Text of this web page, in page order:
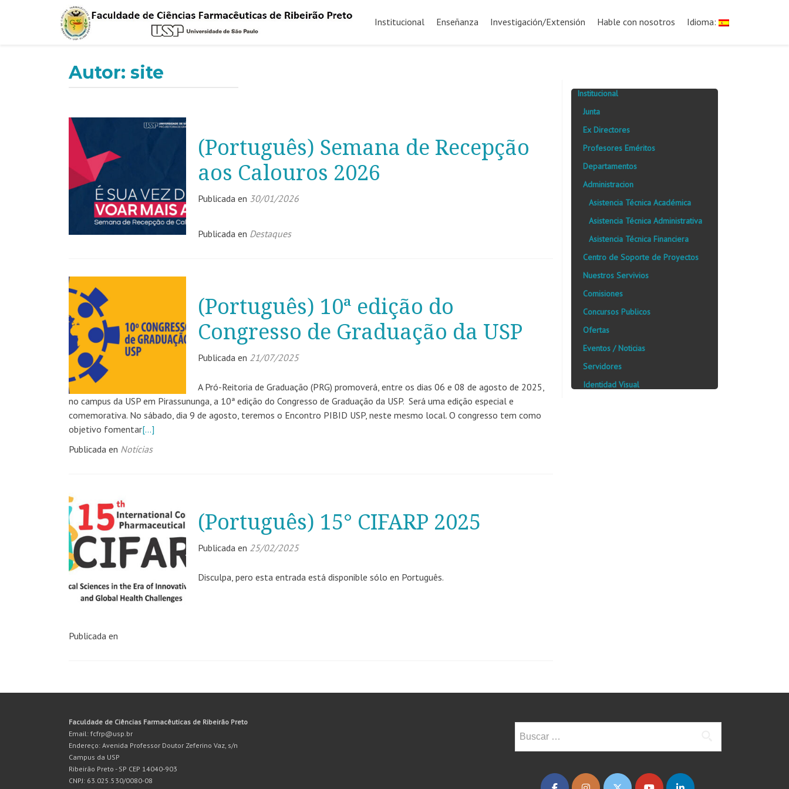
al
Institucional Enseñanza Investigación/Extensión Hable con nosotros Idioma:
Autor: site
(Português) Semana de Recepção
aos Calouros 2026
Publicada en 30/01/2026
Publicada en Destaques
(Português) 10ª edição do
Congresso de Graduação da USP
Publicada en 21/07/2025
A Pró-Reitoria de Graduação (PRG) promoverá, entre os dias 06 e 08 de agosto de 2025,
no campus da USP em Pirassununga, a 10ª edição do Congresso de Graduação da USP. Será uma edição especial e
comemorativa. No sábado, dia 9 de agosto, teremos o Encontro PIBID USP, neste mesmo local. O congresso tem como
objetivo fomentar[…]
Publicada en Notícias
(Português) 15° CIFARP 2025
Publicada en 25/02/2025
Disculpa, pero esta entrada está disponible sólo en Português.
Publicada en
Ir
las
entradas
Institucional
Junta
Ex Directores
Profesores Eméritos
Departamentos
Administracion
Asistencia Técnica Académica
Asistencia Técnica Administrativa
Asistencia Técnica Financiera
Centro de Soporte de Proyectos
Nuestros Servivios
Comisiones
Concursos Publicos
Ofertas
Eventos / Noticias
Servidores
Identidad Visual
Faculdade de Ciências Farmacêuticas de Ribeirão Preto
Email: fcfrp@usp.br
Endereço: Avenida Professor Doutor Zeferino Vaz, s/n
Campus da USP
Ribeirão Preto - SP CEP 14040-903
CNPJ: 63.025.530/0080-08